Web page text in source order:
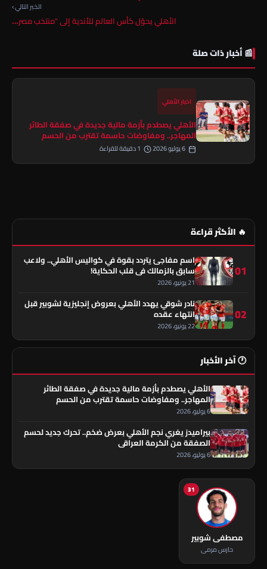
الخبر التالي ›
الأهلي يحوّل كأس العالم للأندية إلى "منتخب مصر…
📰 أخبار ذات صلة
اخبار الأهلي
الأهلي يصطدم بأزمة مالية جديدة في صفقة الطائر
المهاجر.. ومفاوضات حاسمة تقترب من الحسم
🔥 الأكثر قراءة
01
اسم مفاجئ يتردد بقوة في كواليس الأهلي.. ولاعب
سابق بالزمالك في قلب الحكاية!
21 يونيو، 2026
02
نادر شوقي يهدد الأهلي بعروض إنجليزية لشوبير قبل
انتهاء عقده
22 يونيو، 2026
🕐 آخر الأخبار
الأهلي يصطدم بأزمة مالية جديدة في صفقة الطائر
المهاجر.. ومفاوضات حاسمة تقترب من الحسم
6 يوليو، 2026
بيراميدز يغري نجم الأهلي بعرض ضخم.. تحرك جديد لحسم
الصفقة من الكرمة العراقي
6 يوليو، 2026
31
مصطفى شوبير
حارس مرمى